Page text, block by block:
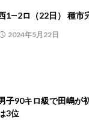
1―2ロ（22日） 種市
2024年5月22日
子90キロ級で田嶋が
3位